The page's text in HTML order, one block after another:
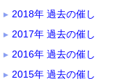
2018年 過去の催し
2017年 過去の催し
2016年 過去の催し
2015年 過去の催し